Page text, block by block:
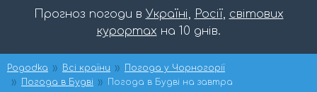
Прогноз погоди в Україні, Росії, світових
курортах на 10 днів.
Pogodka Всі країни
Погода у Чорногорії
Погода в Будві
Погода в Будві на завтра